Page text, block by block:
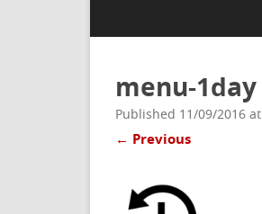
menu-1day
Published 11/09/2016 at
← Previous